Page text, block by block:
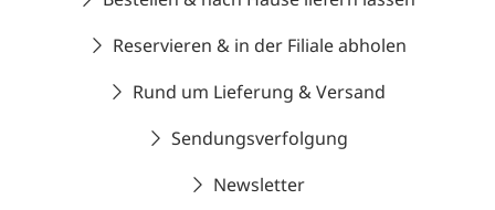
Reservieren & in der Filiale abholen
Rund um Lieferung & Versand
Sendungsverfolgung
Newsletter